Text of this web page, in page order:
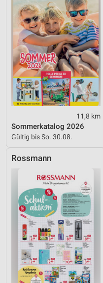
11,8 km
Sommerkatalog 2026
Gültig bis So. 30.08.
Rossmann
Funktional
Werbung